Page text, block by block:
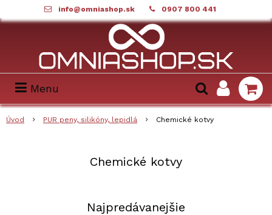
info@omniashop.sk 0907 800 441
Menu
Úvod PUR peny, silikóny, lepidlá Chemické kotvy
Chemické kotvy
Najpredávanejšie